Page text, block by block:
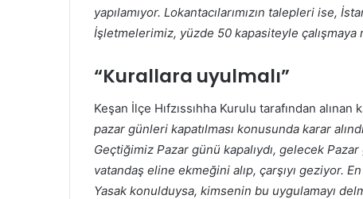
yapılamıyor. Lokantacılarımızın talepleri ise,
İşletmelerimiz, yüzde 50 kapasiteyle çalışmaya
“Kurallara uyulmalı”
Keşan İlçe Hıfzıssıhha Kurulu tarafından alınan
pazar günleri kapatılması konusunda karar
Geçtiğimiz Pazar günü kapalıydı, gelecek
vatandaş eline ekmeğini alıp, çarşıyı geziyor.
Yasak konulduysa, kimsenin bu uygulamayı